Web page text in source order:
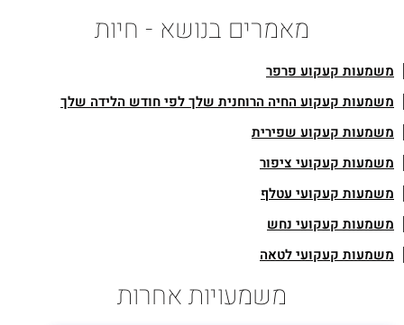
מאמרים בנושא - חיות
קעקוע פרפר
קעקוע החיה הרוחנית שלך לפי חודש הלידה שלך
קעקוע שפירית
קעקועי ציפור
קעקועי עטלף
קעקועי נחש
קעקועי לטאה
משמעויות אחרות